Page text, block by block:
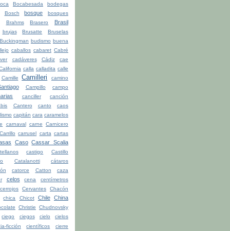
Bocabesada
bodegas
Bosch
bosque
bosques
Brahms
Brasero Brasil
brujas Brusatte
Bruselas
Buckingman budismo buena
caballos cabaret Cabré
cadáveres Cádiz
cae
calla calladita calle
Camille
Camilleri camino
Campillo campo
canciller
canción
Cantero canto
caos
capitán cara caramelos
carnaval carne
Carnicero
carrusel carta cartas
Caso Cassar Scalia
castigo
Castillo
Catalanotti
cátaros
catorce Catton
caza
celos cena
centímetros
cerrojos
Cervantes
Chacón
chica
Chicot Chile China
Christie
Chudnovsky
ciego
ciegos cielo
cielos
ficción
científicos
cierre